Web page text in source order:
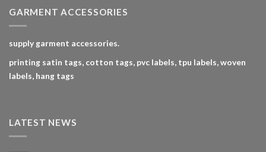
GARMENT ACCESSORIES
supply garment accessories.
printing satin tags, cotton tags, pvc labels, tpu labels, woven
labels, hang tags
LATEST NEWS